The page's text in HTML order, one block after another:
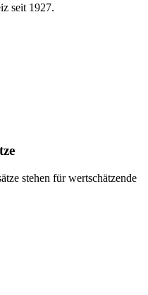
seit 1927.
stehen für wertschätzende